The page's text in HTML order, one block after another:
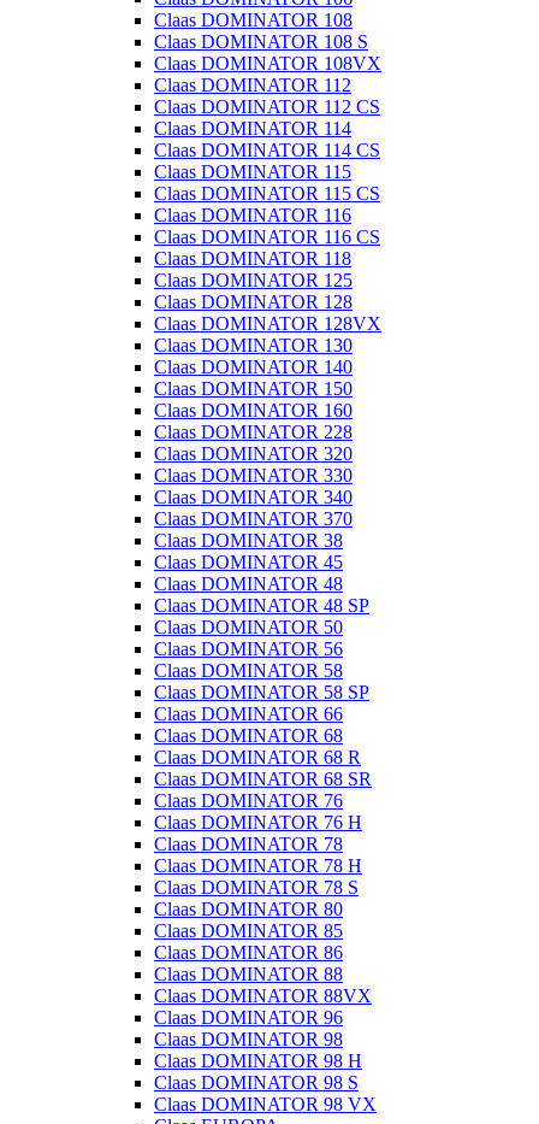
Claas DOMINATOR 108
Claas DOMINATOR 108 S
Claas DOMINATOR 108VX
Claas DOMINATOR 112
Claas DOMINATOR 112 CS
Claas DOMINATOR 114
Claas DOMINATOR 114 CS
Claas DOMINATOR 115
Claas DOMINATOR 115 CS
Claas DOMINATOR 116
Claas DOMINATOR 116 CS
Claas DOMINATOR 118
Claas DOMINATOR 125
Claas DOMINATOR 128
Claas DOMINATOR 128VX
Claas DOMINATOR 130
Claas DOMINATOR 140
Claas DOMINATOR 150
Claas DOMINATOR 160
Claas DOMINATOR 228
Claas DOMINATOR 320
Claas DOMINATOR 330
Claas DOMINATOR 340
Claas DOMINATOR 370
Claas DOMINATOR 38
Claas DOMINATOR 45
Claas DOMINATOR 48
Claas DOMINATOR 48 SP
Claas DOMINATOR 50
Claas DOMINATOR 56
Claas DOMINATOR 58
Claas DOMINATOR 58 SP
Claas DOMINATOR 66
Claas DOMINATOR 68
Claas DOMINATOR 68 R
Claas DOMINATOR 68 SR
Claas DOMINATOR 76
Claas DOMINATOR 76 H
Claas DOMINATOR 78
Claas DOMINATOR 78 H
Claas DOMINATOR 78 S
Claas DOMINATOR 80
Claas DOMINATOR 85
Claas DOMINATOR 86
Claas DOMINATOR 88
Claas DOMINATOR 88VX
Claas DOMINATOR 96
Claas DOMINATOR 98
Claas DOMINATOR 98 H
Claas DOMINATOR 98 S
Claas DOMINATOR 98 VX